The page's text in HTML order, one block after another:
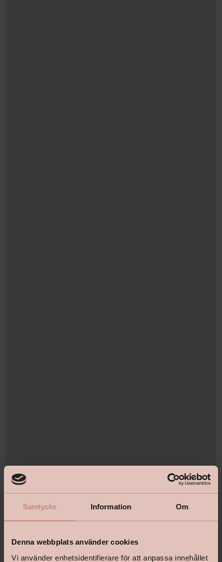
Samtycke Information Om
Denna webbplats använder cookies
Vi använder enhetsidentifierare för att anpassa innehållet